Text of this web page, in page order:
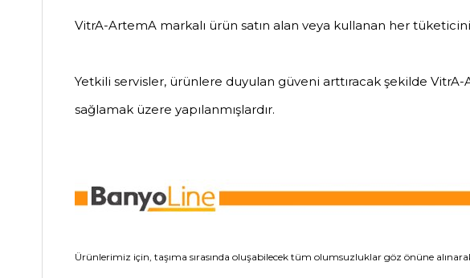
VitrA-ArtemA markalı ürün satın alan veya kullanan her
Yetkili servisler, ürünlere duyulan güveni arttıracak şekilde
sağlamak üzere yapılanmışlardır.
Ürünlerimiz için, taşıma sırasında oluşabilecek tüm olumsuzluklar göz önüne